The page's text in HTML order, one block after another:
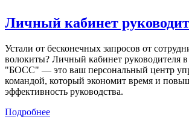
Личный кабинет
Устали от бесконечных запросов от
волокиты? Личный кабинет руководителя
"БОСС" — это ваш персональный центр
командой, который экономит время и
эффективность руководства.
Подробнее